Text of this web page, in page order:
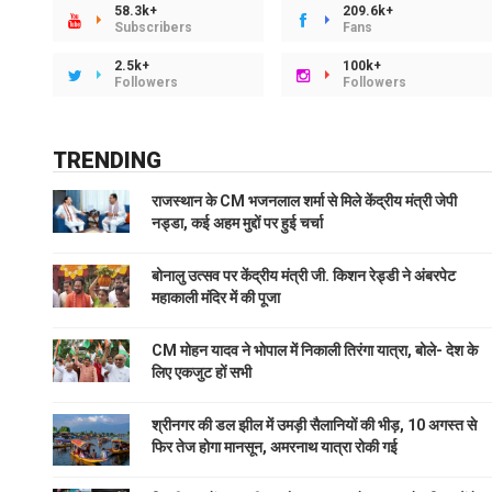
58.3k+
Subscribers
209.6k+
Fans
2.5k+
Followers
100k+
Followers
TRENDING
राजस्थान के CM भजनलाल शर्मा से मिले केंद्रीय मंत्री जेपी
नड्डा, कई अहम मुद्दों पर हुई चर्चा
बोनालु उत्सव पर केंद्रीय मंत्री जी. किशन रेड्डी ने अंबरपेट
महाकाली मंदिर में की पूजा
CM मोहन यादव ने भोपाल में निकाली तिरंगा यात्रा, बोले- देश के
लिए एकजुट हों सभी
श्रीनगर की डल झील में उमड़ी सैलानियों की भीड़, 10 अगस्त से
फिर तेज होगा मानसून, अमरनाथ यात्रा रोकी गई